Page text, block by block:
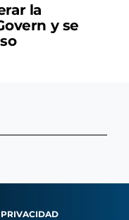
la
y se